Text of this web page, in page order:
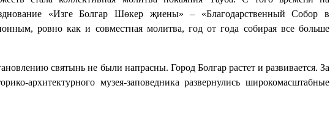
«Изге Болгар Шөкер җиены» – «Благодарственный Собор в
ровно как и совместная молитва, год от года собирая все больше
святынь не были напрасны. Город Болгар растет и развивается. За
архитектурного музея-заповедника развернулись широкомасштабные